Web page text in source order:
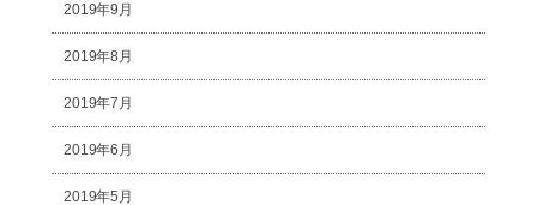
2019年9月
2019年8月
2019年7月
2019年6月
2019年5月